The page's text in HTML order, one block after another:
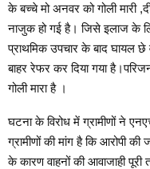
के बच्चे मो अनवर को गोली मारी
नाजुक हो गई है। जिसे इलाज के लिए
प्राथमिक उपचार के बाद घायल छे
बाहर रेफर कर दिया गया
गोली मारा है ।
घटना के विरोध में ग्रामीणों ने
ग्रामीणों की मांग है कि आरोपी
के कारण वाहनों की आवाजाही पूरी